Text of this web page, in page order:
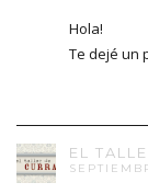
Hola!
Te dejé un
EL